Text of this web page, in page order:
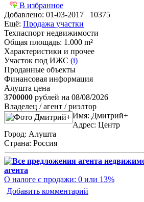
В избранное
Добавлено: 01-03-2017 10375
Ещё: Продажа участки
Техпаспорт недвижимости
Общая площадь: 1.000 m²
Характеристики и прочее
Участок под ИЖС (i)
Проданные объекты
Финансовая информация
Алушта цена
3700000 рублей на 08/08/2026
Владелец / агент / риэлтор
Имя: Дмитрий+
Адрес: Центр
Город: Алушта
Страна: Россия
агента
О налоге с продажи: 0 или 13%
Добавить комментарий